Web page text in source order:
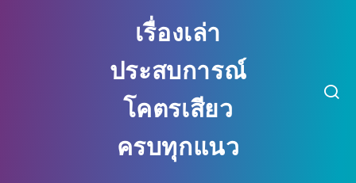
เรื่องเล่า ประสบการณ์ โคตรเสียว คร
เรื่องเล่า
ประสบการณ์
โคตรเสียว
ครบทุกแนว